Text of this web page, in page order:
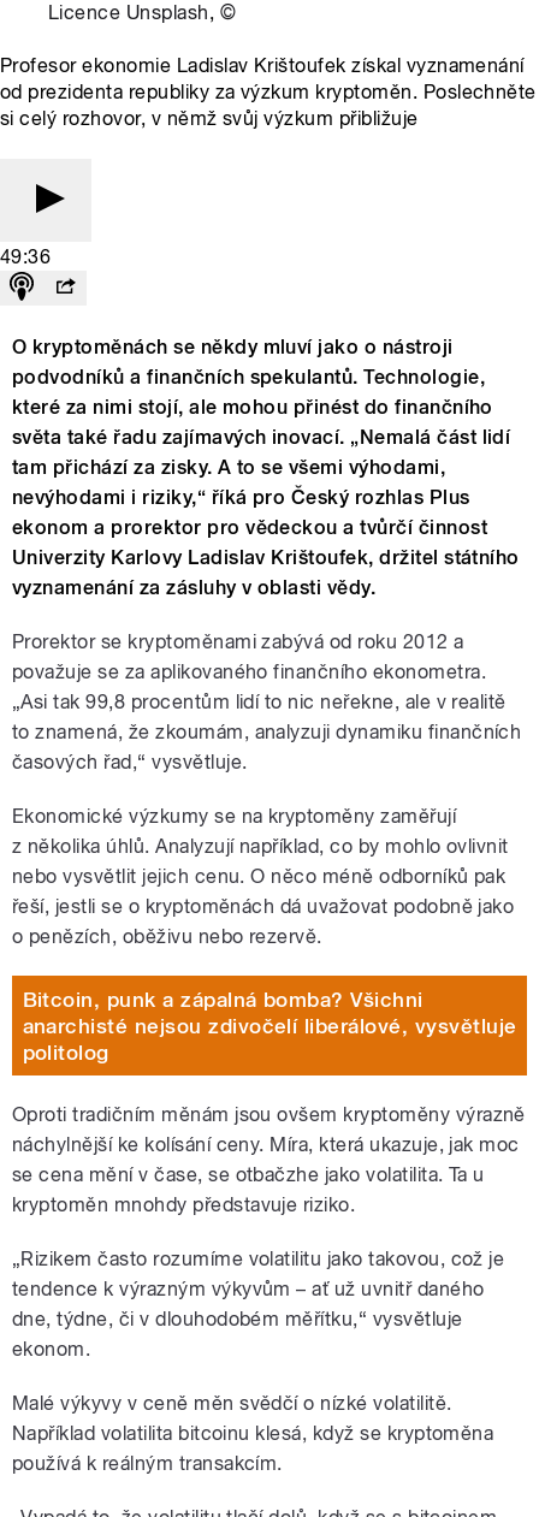
Licence Unsplash, ©
Profesor ekonomie Ladislav Krištoufek získal vyznamenání
od prezidenta republiky za výzkum kryptoměn. Poslechněte
si celý rozhovor, v němž svůj výzkum přibližuje
49:36
O kryptoměnách se někdy mluví jako o nástroji
podvodníků a finančních spekulantů. Technologie,
které za nimi stojí, ale mohou přinést do finančního
světa také řadu zajímavých inovací. „Nemalá část lidí
tam přichází za zisky. A to se všemi výhodami,
nevýhodami i riziky,“ říká pro Český rozhlas Plus
ekonom a prorektor pro vědeckou a tvůrčí činnost
Univerzity Karlovy Ladislav Krištoufek, držitel státního
vyznamenání za zásluhy v oblasti vědy.
Prorektor se kryptoměnami zabývá od roku 2012 a
považuje se za aplikovaného finančního ekonometra.
„Asi tak 99,8 procentům lidí to nic neřekne, ale v realitě
to znamená, že zkoumám, analyzuji dynamiku finančních
časových řad,“ vysvětluje.
Ekonomické výzkumy se na kryptoměny zaměřují
z několika úhlů. Analyzují například, co by mohlo ovlivnit
nebo vysvětlit jejich cenu. O něco méně odborníků pak
řeší, jestli se o kryptoměnách dá uvažovat podobně jako
o penězích, oběživu nebo rezervě.
Bitcoin, punk a zápalná bomba? Všichni
anarchisté nejsou zdivočelí liberálové, vysvětluje
politolog
Oproti tradičním měnám jsou ovšem kryptoměny výrazně
náchylnější ke kolísání ceny. Míra, která ukazuje, jak moc
se cena mění v čase, se otbačzhe jako volatilita. Ta u
kryptoměn mnohdy představuje riziko.
„Rizikem často rozumíme volatilitu jako takovou, což je
tendence k výrazným výkyvům – ať už uvnitř daného
dne, týdne, či v dlouhodobém měřítku,“ vysvětluje
ekonom.
Malé výkyvy v ceně měn svědčí o nízké volatilitě.
Například volatilita bitcoinu klesá, když se kryptoměna
používá k reálným transakcím.